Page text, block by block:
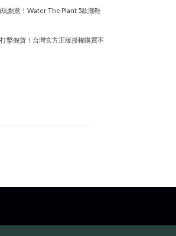
玩創意！Water The Plant 5款潮鞋
擊假貨！台灣官方正版授權購買不